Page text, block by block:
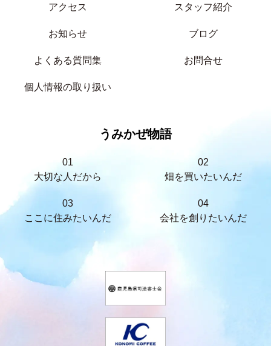
アクセス スタッフ紹介
お知らせ ブログ
よくある質問集 お問合せ
個人情報の取り扱い
うみかぜ物語
01
大切な人だから
02
畑を買いたいんだ
03
ここに住みたいんだ
04
会社を創りたいんだ